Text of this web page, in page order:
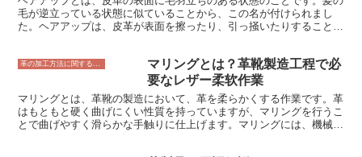
反応のことです。コラーゲンは、タンパク質の一種で、革製品の強度
や柔軟性を与える重要な成分です。加水分解によってコラーゲンが分
解されると、革製品の強度や柔軟性が低下し、ひび割れや破れなどの
毛が逆立っている状態に似ていることから、この名が付けられまし
た。ヘアアップは、皮革が表面を擦ったり、引っ掻いたりすることで
の風合いを損なうこともありますし、ひっかかりの原因となることも
あります。そのため、ヘアアップを防止するためには、皮革を擦った
り、引っ掻いたりすることがないようにすることが大切です。また、
ヘアアップが起こってしまった場合は、毛羽立ちを整えるために、ス
エードブラシやサンドペーパーなどで表面を軽くこすると良いでしょ
う。
革の加工方法に関すること
マリングとは？革靴製造工程で必
要なレザー柔软作業
マリングとは、革靴の製造において、革を柔らかくする作業です。革
はもともと硬く曲げにくい性質を持っていますが、マリングを行うこ
とで曲げやすく滑らかな手触りに仕上げます。マリングには、機械を